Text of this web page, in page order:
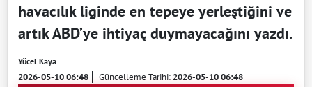
havacılık liginde en tepeye yerleştiğini ve
artık ABD’ye ihtiyaç duymayacağını yazdı.
Yücel Kaya
2026-05-10 06:48 Güncelleme Tarihi:2026-05-10 06:48